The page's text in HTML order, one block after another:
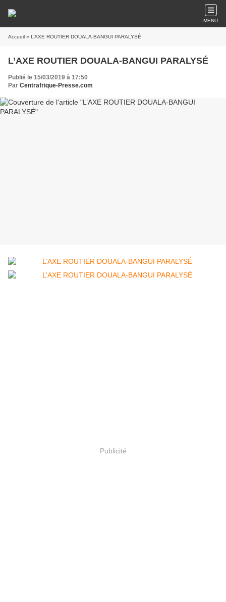
MENU
Accueil » L’AXE ROUTIER DOUALA-BANGUI PARALYSÉ
L’AXE ROUTIER DOUALA-BANGUI PARALYSÉ
Publié le 15/03/2019 à 17:50
Par Centrafrique-Presse.com
Publicité